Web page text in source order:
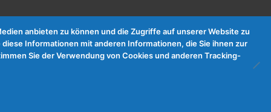
anbieten zu können und die Zugriffe auf unserer Website zu
Informationen mit anderen Informationen, die Sie ihnen zur
Sie der Verwendung von Cookies und anderen Tracking-